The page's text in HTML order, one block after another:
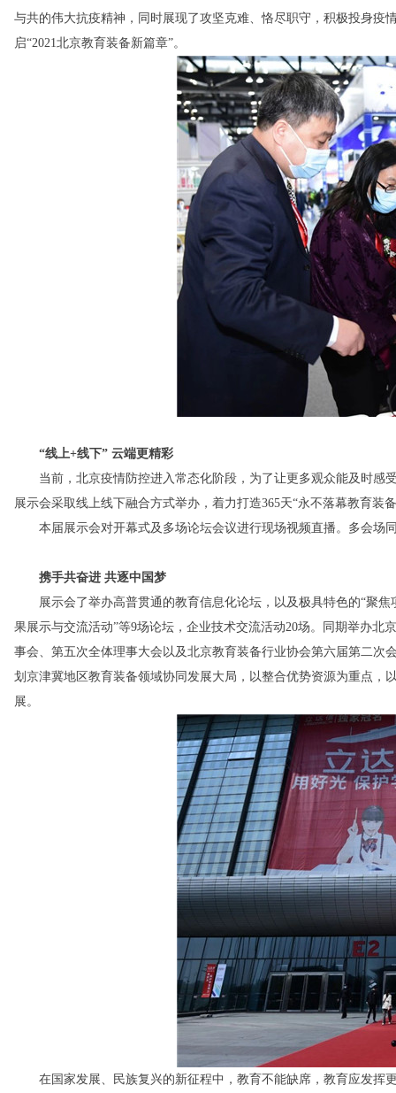
与共的伟大抗疫精神，同时展现了攻坚克难、恪尽职守，积极投身疫
启“2021北京教育装备新篇章”。
“线上+线下” 云端更精彩
当前，北京疫情防控进入常态化阶段，为了让更多观众能及时感
展示会采取线上线下融合方式举办，着力打造365天“永不落幕教育装
本届展示会对开幕式及多场论坛会议进行现场视频直播。多会场
携手共奋进 共逐中国梦
展示会了举办高普贯通的教育信息化论坛，以及极具特色的“聚焦
果展示与交流活动”等9场论坛，企业技术交流活动20场。同期举办
事会、第五次全体理事大会以及北京教育装备行业协会第六届第二次
划京津冀地区教育装备领域协同发展大局，以整合优势资源为重点
展。
在国家发展、民族复兴的新征程中，教育不能缺席，教育应发挥